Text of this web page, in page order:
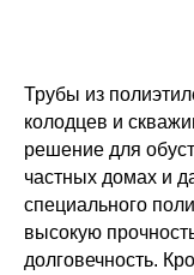
Трубы из
колодцев и
решение для
частных домах и
специального
высокую
долговечность.